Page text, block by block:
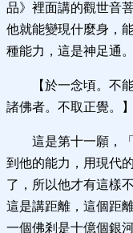
品》裡面講的觀世音
他就能變現什麼身，
種能力，這是神足通。
【於一念頃。不
諸佛者。不取正覺。】
這是第十一願，
到他的能力，用現代
了，所以他才有這樣
這是講距離，這個距
一個佛剎是十億個銀